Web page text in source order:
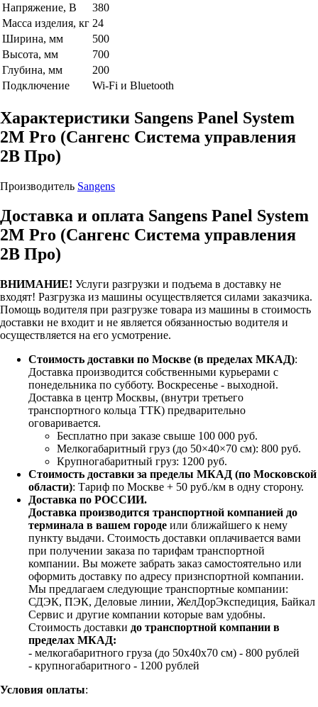
Напряжение, В
380
Масса изделия, кг 24
Ширина, мм
500
Высота, мм
700
Глубина, мм
200
Подключение
Wi-Fi и Bluetooth
Характеристики Sangens Panel System
2M Pro (Сангенс Система управления
2В Про)
Производитель Sangens
Доставка и оплата Sangens Panel System
2M Pro (Сангенс Система управления
2В Про)
ВНИМАНИЕ! Услуги разгрузки и подъема в доставку не
входят! Разгрузка из машины осуществляется силами заказчика.
Помощь водителя при разгрузке товара из машины в стоимость
доставки не входит и не является обязанностью водителя и
осуществляется на его усмотрение.
Стоимость доставки по Москве (в пределах МКАД):
Доставка производится собственными курьерами с
понедельника по субботу. Воскресенье - выходной.
Доставка в центр Москвы, (внутри третьего
транспортного кольца ТТК) предварительно
оговаривается.
Бесплатно при заказе свыше 100 000 руб.
Мелкогабаритный груз (до 50×40×70 см): 800 руб.
Крупногабаритный груз: 1200 руб.
Стоимость доставки за пределы МКАД (по Московской
области): Тариф по Москве + 50 руб./км в одну сторону.
Доставка по РОССИИ.
Доставка производится транспортной компанией до
терминала в вашем городе или ближайшего к нему
пункту выдачи. Стоимость доставки оплачивается вами
при получении заказа по тарифам транспортной
компании. Вы можете забрать заказ самостоятельно или
оформить доставку по адресу признспортной компании.
Мы предлагаем следующие транспортные компании:
СДЭК, ПЭК, Деловые линии, ЖелДорЭкспедиция, Байкал
Сервис и другие компании которые вам удобны.
Стоимость доставки до транспортной компании в
пределах МКАД:
- мелкогабаритного груза (до 50х40х70 см) - 800 рублей
- крупногабаритного - 1200 рублей
Условия оплаты: